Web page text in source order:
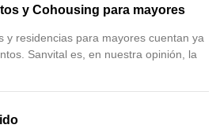
y Cohousing para mayores
y residencias para mayores cuentan ya
Sanvital es, en nuestra opinión, la